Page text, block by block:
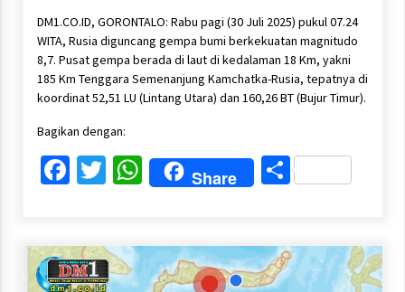
DM1.CO.ID, GORONTALO: Rabu pagi (30 Juli 2025) pukul 07.24
WITA, Rusia diguncang gempa bumi berkekuatan magnitudo
8,7. Pusat gempa berada di laut di kedalaman 18 Km, yakni
185 Km Tenggara Semenanjung Kamchatka-Rusia, tepatnya di
koordinat 52,51 LU (Lintang Utara) dan 160,26 BT (Bujur Timur).
Bagikan dengan:
Facebook
Twitter
WhatsApp
Share Share